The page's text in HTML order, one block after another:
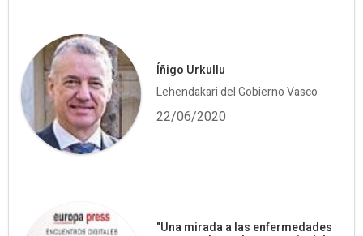
Íñigo Urkullu
Lehendakari del Gobierno Vasco
22/06/2020
"Una mirada a las enfermedades